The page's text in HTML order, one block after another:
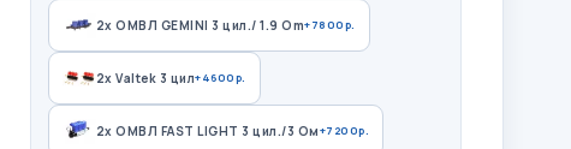
2x ОМВЛ GEMINI 3 цил./ 1.9 Om+7800р.
2х Valtek 3 цил+4600р.
2х ОМВЛ FAST LIGHT 3 цил./3 Ом+7200р.